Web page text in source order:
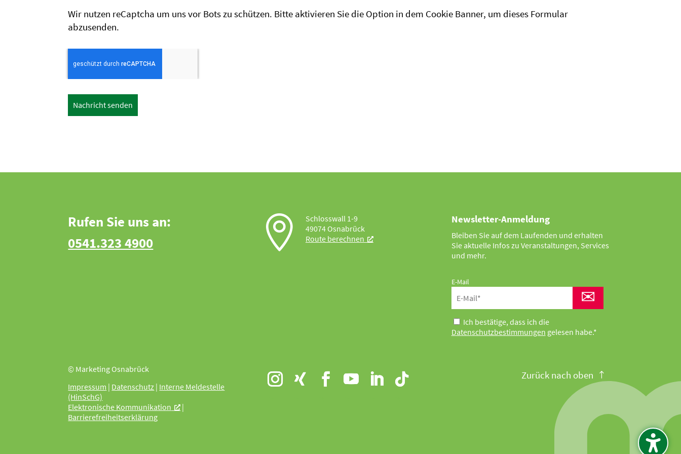
Wir nutzen reCaptcha um uns vor Bots zu schützen. Bitte aktivieren Sie die Option in dem Cookie Banner, um dieses Formular
abzusenden.
Nachricht senden
Rufen Sie uns an:
0541.323 4900

Schlosswall 1-9
49074 Osnabrück
Route berechnen
Newsletter-Anmeldung
Bleiben Sie auf dem Laufenden und erhalten
Sie aktuelle Infos zu Veranstaltungen, Services
und mehr.
E-Mail
✉
Ich bestätige, dass ich die
Datenschutzbestimmungen gelesen habe.*
© Marketing Osnabrück
Impressum | Datenschutz | Interne Meldestelle
(HinSchG)
Elektronische Kommunikation
|
Barrierefreiheitserklärung
Zurück nach oben